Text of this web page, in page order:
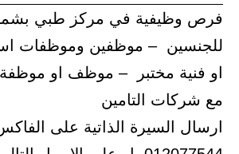
فرص وظيفية في مركز طبي
للجنسين – موظفين وموظفات
او فنية مختبر – موظف او موظفة
مع شركات التامين
ارسال السيرة الذاتية على